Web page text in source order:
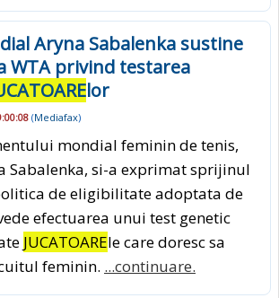
Aryna Sabalenka sustine
WTA privind testarea
lor
(Mediafax)
mondial feminin de tenis,
Sabalenka, si-a exprimat sprijinul
de eligibilitate adoptata de
efectuarea unui test genetic
JUCATOAREle care doresc sa
feminin. ...continuare.